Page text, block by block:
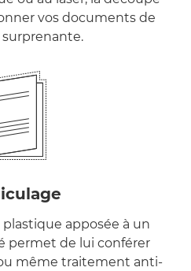
vos documents de
apposée à un
permet de lui conférer
même traitement anti-